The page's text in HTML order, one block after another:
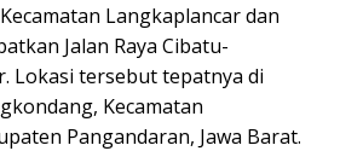
Langkaplancar dan
Jalan Raya Cibatu-
Lokasi tersebut tepatnya di
Kecamatan
Pangandaran, Jawa Barat.